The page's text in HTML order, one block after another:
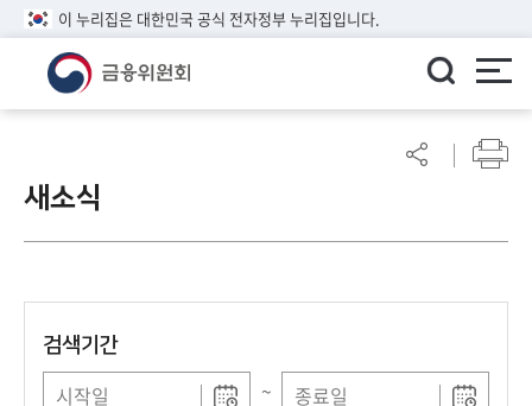
이 누리집은 대한민국 공식 전자정부 누리집입니다.
이알
새소식
검색기간
~